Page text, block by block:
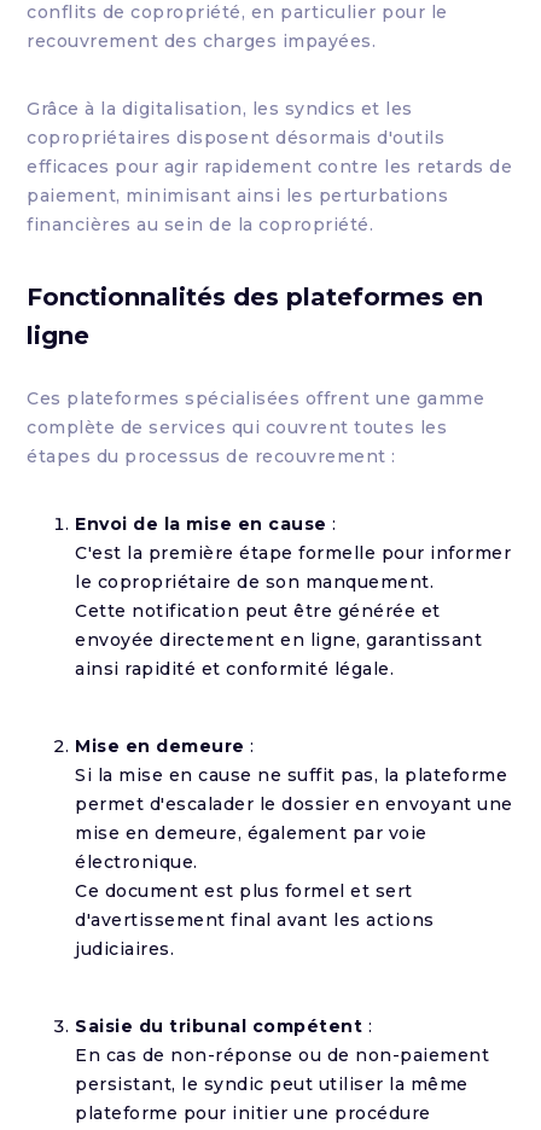
conflits de copropriété, en particulier pour le
recouvrement des charges impayées.
Grâce à la digitalisation, les syndics et les
copropriétaires disposent désormais d'outils
efficaces pour agir rapidement contre les retards de
paiement, minimisant ainsi les perturbations
financières au sein de la copropriété.
Fonctionnalités des plateformes en
ligne
Ces plateformes spécialisées offrent une gamme
complète de services qui couvrent toutes les
étapes du processus de recouvrement :
Envoi de la mise en cause :
C'est la première étape formelle pour informer
le copropriétaire de son manquement.
Cette notification peut être générée et
envoyée directement en ligne, garantissant
ainsi rapidité et conformité légale.
Mise en demeure :
Si la mise en cause ne suffit pas, la plateforme
permet d'escalader le dossier en envoyant une
mise en demeure, également par voie
électronique.
Ce document est plus formel et sert
d'avertissement final avant les actions
judiciaires.
Saisie du tribunal compétent :
En cas de non-réponse ou de non-paiement
persistant, le syndic peut utiliser la même
plateforme pour initier une procédure